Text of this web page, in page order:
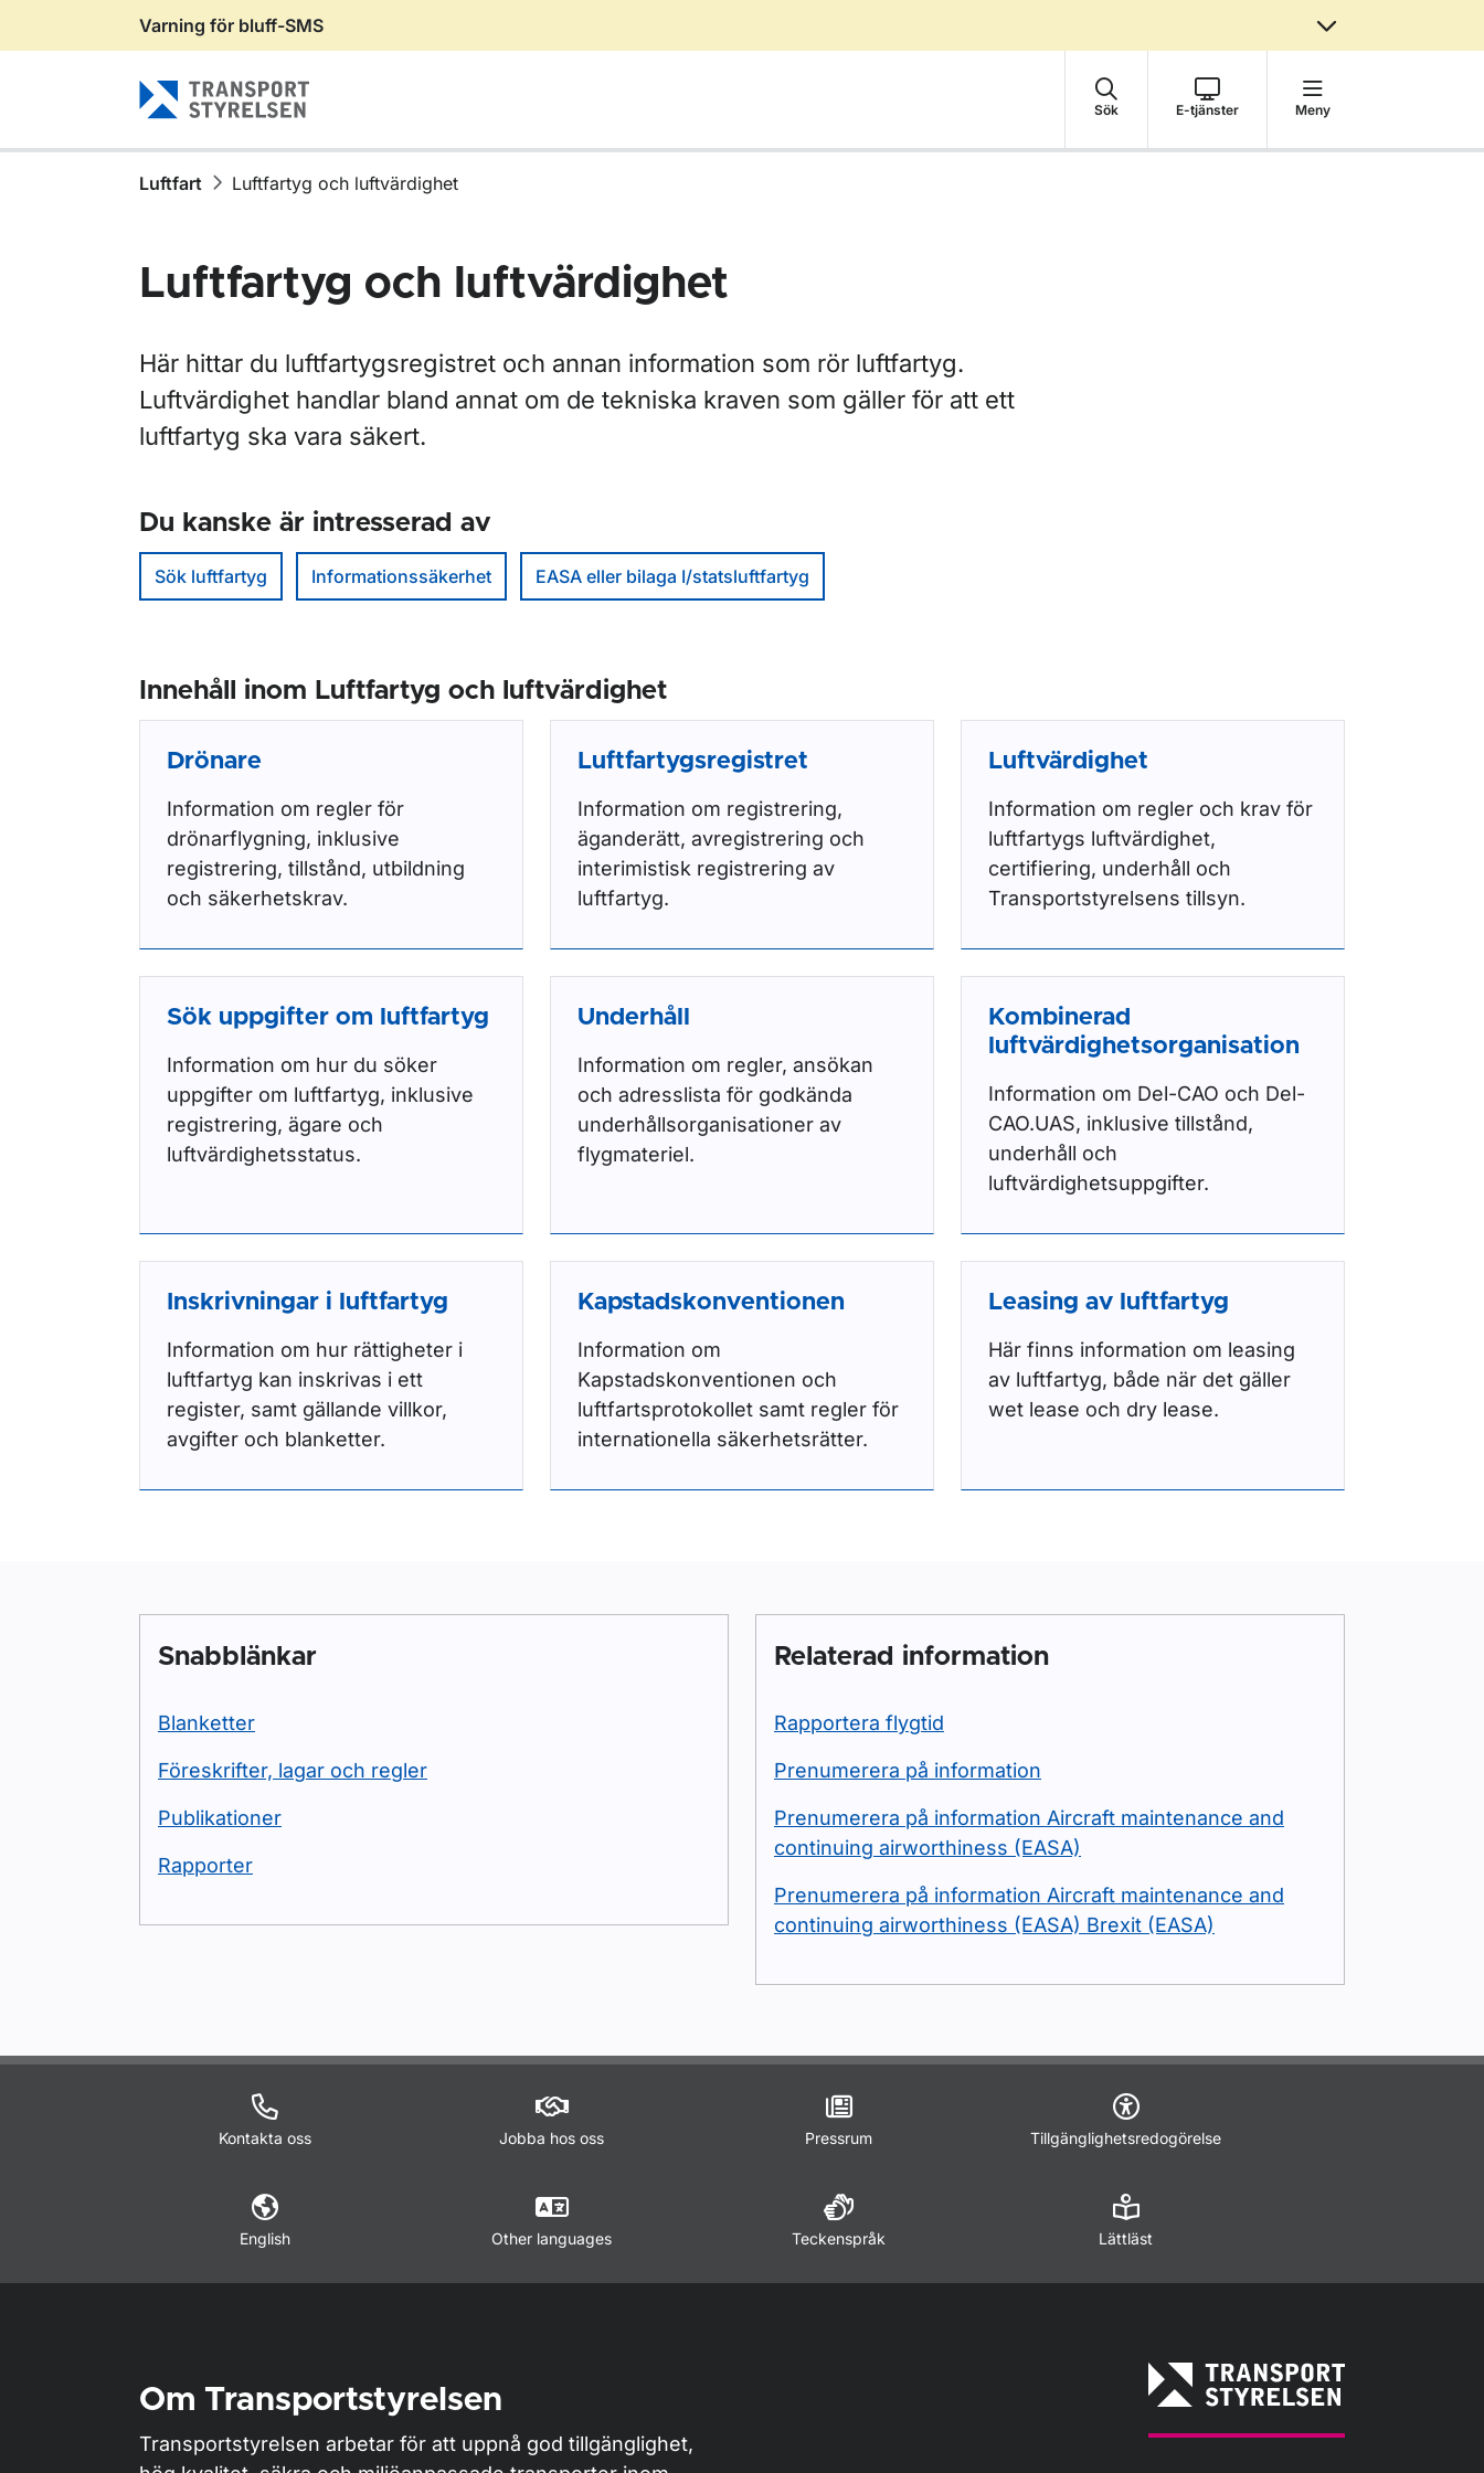
Gå till sidans innehåll
Varning för bluff-SMS
Sök E-tjänster Meny
Luftfart Luftfartyg och luftvärdighet
Luftfartyg och luftvärdighet
Här hittar du luftfartygsregistret och annan information som rör luftfartyg.
Luftvärdighet handlar bland annat om de tekniska kraven som gäller för att ett
luftfartyg ska vara säkert.
Du kanske är intresserad av
Sök luftfartyg Informationssäkerhet EASA eller bilaga I/statsluftfartyg
Innehåll inom Luftfartyg och luftvärdighet
Drönare
Information om regler för
drönarflygning, inklusive
registrering, tillstånd, utbildning
och säkerhetskrav.
Luftfartygsregistret
Information om registrering,
äganderätt, avregistrering och
interimistisk registrering av
luftfartyg.
Luftvärdighet
Information om regler och krav för
luftfartygs luftvärdighet,
certifiering, underhåll och
Transportstyrelsens tillsyn.
Sök uppgifter om luftfartyg
Information om hur du söker
uppgifter om luftfartyg, inklusive
registrering, ägare och
luftvärdighetsstatus.
Underhåll
Information om regler, ansökan
och adresslista för godkända
underhållsorganisationer av
flygmateriel.
Kombinerad
luftvärdighetsorganisation
Information om Del-CAO och Del-
CAO.UAS, inklusive tillstånd,
underhåll och
luftvärdighetsuppgifter.
Inskrivningar i luftfartyg
Information om hur rättigheter i
luftfartyg kan inskrivas i ett
register, samt gällande villkor,
avgifter och blanketter.
Kapstadskonventionen
Information om
Kapstadskonventionen och
luftfartsprotokollet samt regler för
internationella säkerhetsrätter.
Leasing av luftfartyg
Här finns information om leasing
av luftfartyg, både när det gäller
wet lease och dry lease.
Snabblänkar
Blanketter
Föreskrifter, lagar och regler
Publikationer
Rapporter
Relaterad information
Rapportera flygtid
Prenumerera på information
Prenumerera på information Aircraft maintenance and
continuing airworthiness (EASA)
Prenumerera på information Aircraft maintenance and
continuing airworthiness (EASA) Brexit (EASA)
Kontakta oss Jobba hos oss Pressrum Tillgänglighetsredogörelse
English Other languages Teckenspråk Lättläst
Om Transportstyrelsen
Transportstyrelsen arbetar för att uppnå god tillgänglighet,